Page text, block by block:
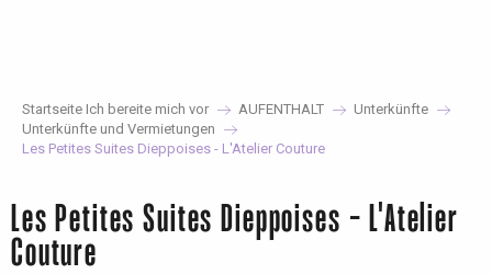
Startseite Ich bereite mich vor AUFENTHALT
Unterkünfte
Unterkünfte und Vermietungen
Les Petites Suites Dieppoises - L'Atelier Couture
Les Petites Suites Dieppoises - L'Atelier
Couture